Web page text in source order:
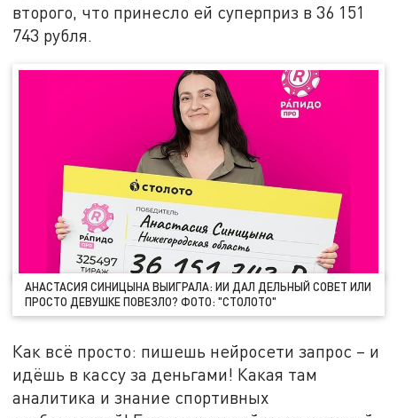
второго, что принесло ей суперприз в 36 151
743 рубля.
АНАСТАСИЯ СИНИЦЫНА ВЫИГРАЛА: ИИ ДАЛ ДЕЛЬНЫЙ СОВЕТ ИЛИ
ПРОСТО ДЕВУШКЕ ПОВЕЗЛО? ФОТО: "СТОЛОТО"
Как всё просто: пишешь нейросети запрос – и
идёшь в кассу за деньгами! Какая там
аналитика и знание спортивных